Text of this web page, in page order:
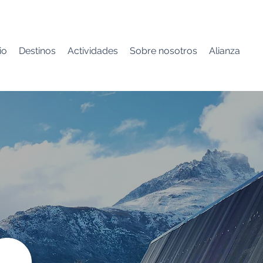
Destinos Actividades Sobre nosotros Alianza